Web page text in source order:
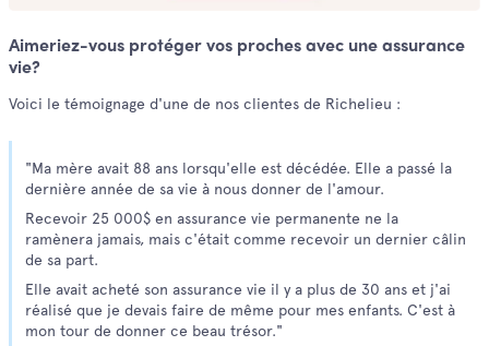
Aimeriez-vous protéger vos proches avec une assurance
vie?
Voici le témoignage d'une de nos clientes de Richelieu :
"Ma mère avait 88 ans lorsqu'elle est décédée. Elle a passé la
dernière année de sa vie à nous donner de l'amour.
Recevoir 25 000$ en assurance vie permanente ne la
ramènera jamais, mais c'était comme recevoir un dernier câlin
de sa part.
Elle avait acheté son assurance vie il y a plus de 30 ans et j'ai
réalisé que je devais faire de même pour mes enfants. C'est à
mon tour de donner ce beau trésor."